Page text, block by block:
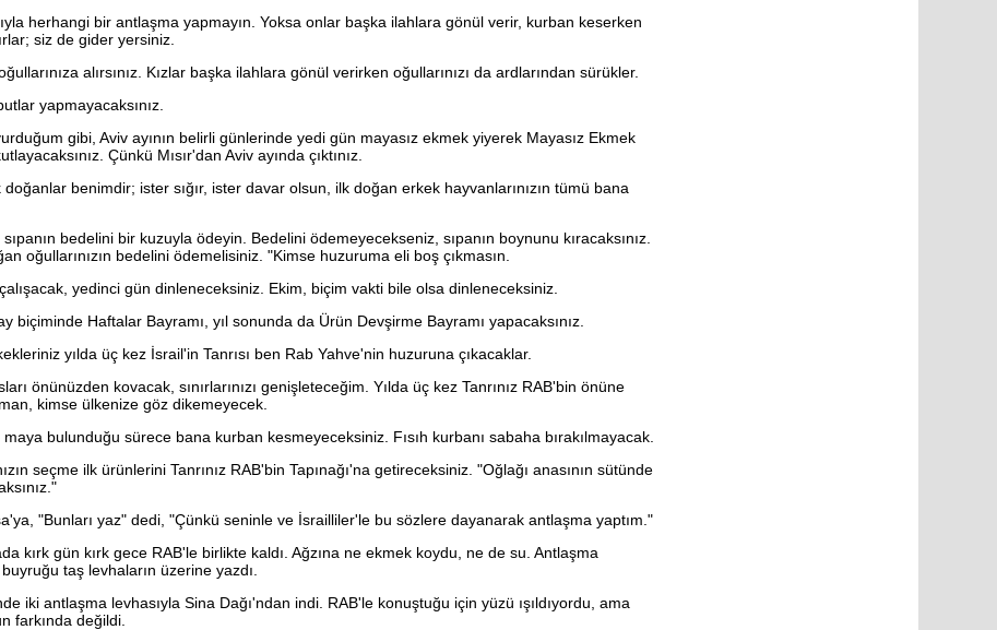
herhangi bir antlaşma yapmayın. Yoksa onlar başka ilahlara gönül verir, kurban keserken
siz de gider yersiniz.
oğullarınıza alırsınız. Kızlar başka ilahlara gönül verirken oğullarınızı da ardlarından sürükler.
yapmayacaksınız.
gibi, Aviv ayının belirli günlerinde yedi gün mayasız ekmek yiyerek Mayasız Ekmek
Çünkü Mısır'dan Aviv ayında çıktınız.
doğanlar benimdir; ister sığır, ister davar olsun, ilk doğan erkek hayvanlarınızın tümü bana
bedelini bir kuzuyla ödeyin. Bedelini ödemeyecekseniz, sıpanın boynunu kıracaksınız.
oğullarınızın bedelini ödemelisiniz. "Kimse huzuruma eli boş çıkmasın.
yedinci gün dinleneceksiniz. Ekim, biçim vakti bile olsa dinleneceksiniz.
biçiminde Haftalar Bayramı, yıl sonunda da Ürün Devşirme Bayramı yapacaksınız.
yılda üç kez İsrail'in Tanrısı ben Rab Yahve'nin huzuruna çıkacaklar.
önünüzden kovacak, sınırlarınızı genişleteceğim. Yılda üç kez Tanrınız RAB'bin önüne
kimse ülkenize göz dikemeyecek.
bulunduğu sürece bana kurban kesmeyeceksiniz. Fısıh kurbanı sabaha bırakılmayacak.
seçme ilk ürünlerini Tanrınız RAB'bin Tapınağı'na getireceksiniz. "Oğlağı anasının sütünde
"Bunları yaz" dedi, "Çünkü seninle ve İsrailliler'le bu sözlere dayanarak antlaşma yaptım."
kırk gün kırk gece RAB'le birlikte kaldı. Ağzına ne ekmek koydu, ne de su. Antlaşma
taş levhaların üzerine yazdı.
iki antlaşma levhasıyla Sina Dağı'ndan indi. RAB'le konuştuğu için yüzü ışıldıyordu, ama
farkında değildi.